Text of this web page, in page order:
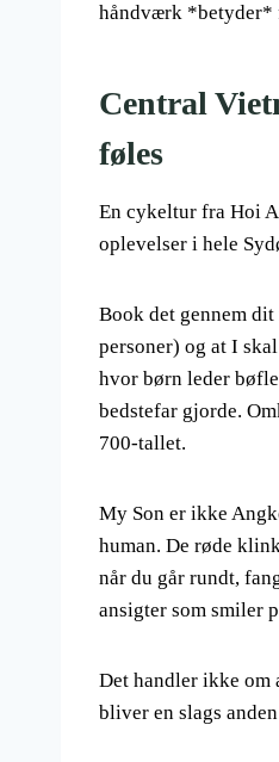
håndværk *betyder*
Central
føles
En cykeltur fra Hoi
oplevelser i hele
Book det gennem
personer) og at I
hvor børn leder
bedstefar gjorde.
700-tallet.
My Son er ikke
human. De røde
når du går rundt,
ansigter som smiler
Det handler ikke om
bliver en slags